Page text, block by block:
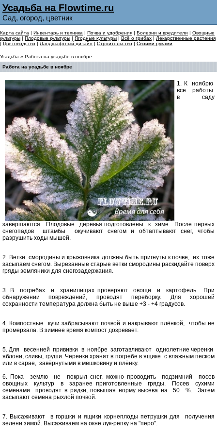
Усадьба на Flowtime.ru
Сад, огород, цветник
Карта сайта | Инвентарь и техника | Почва и удобрения | Болезни и вредители | Овощные
культуры | Плодовые культуры | Ягодные культуры | Всё о грибах | Лекарственные растения
| Цветоводство | Ландшафтный дизайн | Строительство | Своими руками
Усадьба » Работа на усадьбе в ноябре
Работа на усадьбе в ноябре
1. К ноябрю
все работы
в саду
завершаются. Плодовые деревья подготовлены к зиме. После первых
снегопадов штамбы окучивают снегом и обтаптывают снег, чтобы
разрушить ходы мышей.
2. Ветки смородины и крыжовника должны быть пригнуты к почве, их тоже
засыпаем снегом. Вырезанные старые ветки смородины раскидайте поверх
гряды земляники для снегозадержания.
3. В погребах и хранилищах проверяют овощи и картофель. При
обнаружении повреждений, проводят переборку. Для хорошей
сохранности температура должна быть не выше +3 - +4 градусов.
4. Компостные кучи забрасывают почвой и накрывают плёнкой, чтобы не
промерзала. В зимнее время компост дозревает.
5. Для весенней прививки в ноябре заготавливают однолетние черенки
яблони, сливы, груши. Черенки хранят в погребе в ящике с влажным песком
или в сарае, завёрнутыми в мешковину и плёнку.
6. Пока землю не покрыл снег, можно проводить подзимний посев
овощных культур в заранее приготовленные гряды. Посев сухими
семенами проводят в рядки, повышая норму высева на 50 %. Затем
засыпают семена рыхлой почвой.
7. Высаживают в горшки и ящики корнеплоды петрушки для получения
зелени зимой. Высаживаем на окне лук-репку на "перо".